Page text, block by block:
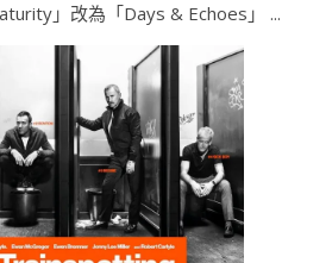
」改為「Days & Echoes」 ...